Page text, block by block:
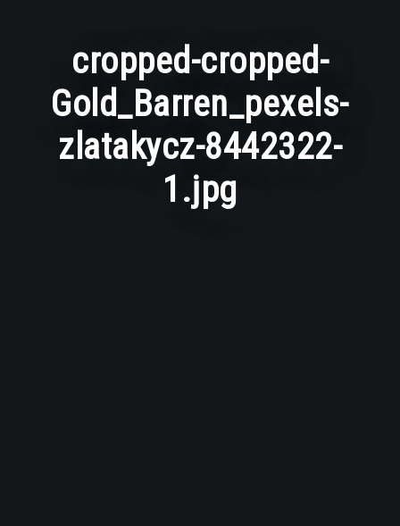
cropped-cropped-
Gold_Barren_pexels-
zlatakycz-8442322-
1.jpg